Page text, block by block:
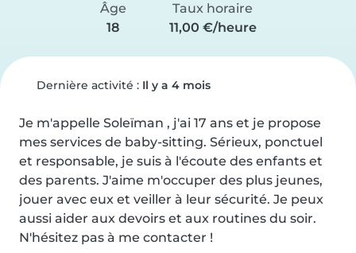
Âge
18
Taux horaire
11,00 €/heure
Dernière activité : Il y a 4 mois
Je m'appelle Soleïman , j'ai 17 ans et je propose
mes services de baby-sitting. Sérieux, ponctuel
et responsable, je suis à l'écoute des enfants et
des parents. J'aime m'occuper des plus jeunes,
jouer avec eux et veiller à leur sécurité. Je peux
aussi aider aux devoirs et aux routines du soir.
N'hésitez pas à me contacter !